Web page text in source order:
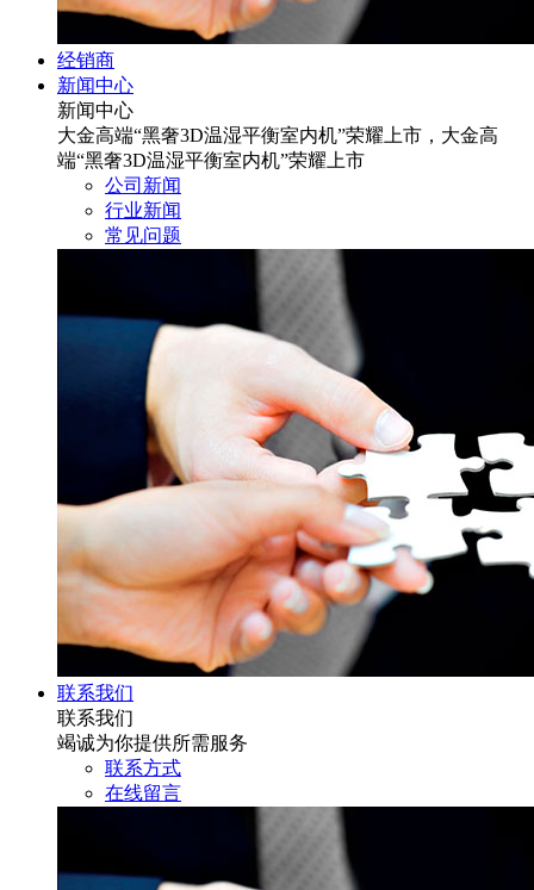
经销商
新闻中心
新闻中心
大金高端“黑奢3D温湿平衡室内机”荣耀上市，大金高
端“黑奢3D温湿平衡室内机”荣耀上市
公司新闻
行业新闻
常见问题
联系我们
联系我们
竭诚为你提供所需服务
联系方式
在线留言